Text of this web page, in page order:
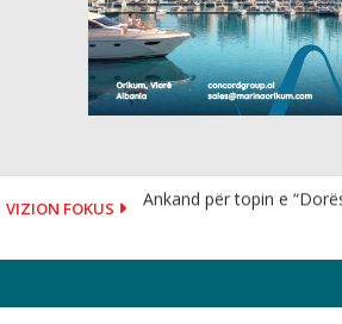
VIZION FOKUS Ankand për topin e